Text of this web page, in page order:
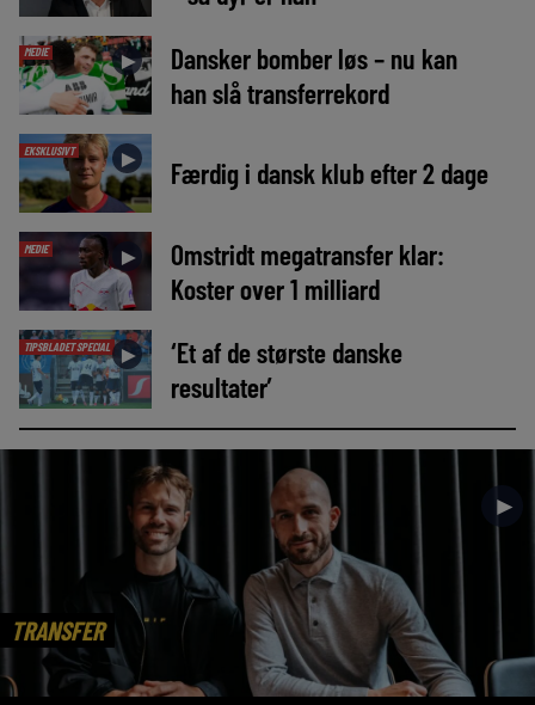
MEDIE ►
Dansker bomber løs – nu kan
han slå transferrekord
EKSKLUSIVT ► Færdig i dansk klub efter 2 dage
MEDIE ►
Omstridt megatransfer klar:
Koster over 1 milliard
TIPSBLADET SPECIAL ►
‘Et af de største danske
resultater’
TRANSFER
►